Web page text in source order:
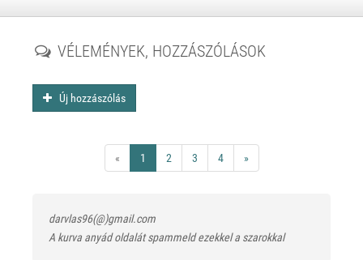
VÉLEMÉNYEK, HOZZÁSZÓLÁSOK
Új hozzászólás
« 1 2 3 4 »
darvlas96(@)gmail.com
A kurva anyád oldalát spammeld ezekkel a szarokkal